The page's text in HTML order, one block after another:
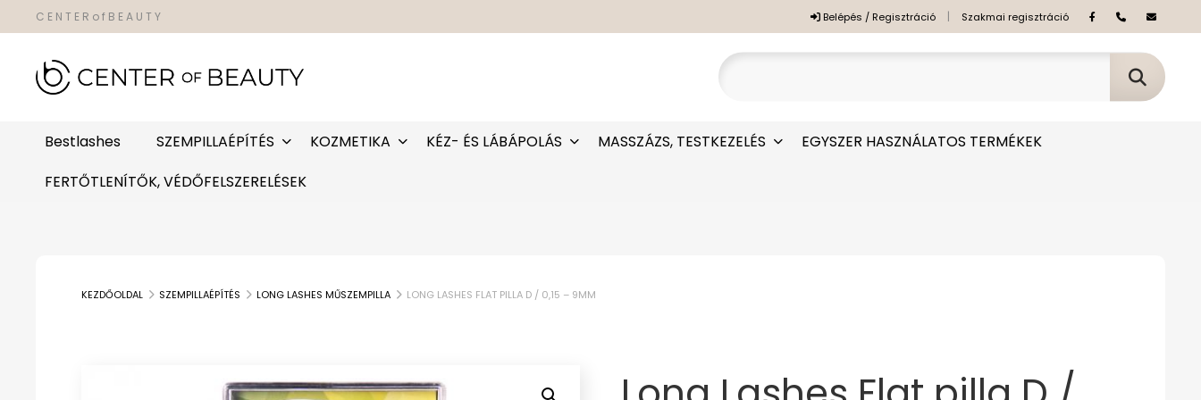
C E N T E R o f B E A U T Y Belépés / Regisztráció | Szakmai regisztráció
Bestlashes SZEMPILLAÉPÍTÉS KOZMETIKA KÉZ- ÉS LÁBÁPOLÁS MASSZÁZS, TESTKEZELÉS
EGYSZER HASZNÁLATOS TERMÉKEK
FERTŐTLENÍTŐK, VÉDŐFELSZERELÉSEK
KEZDŐOLDAL SZEMPILLAÉPÍTÉS LONG LASHES MŰSZEMPILLA LONG LASHES FLAT PILLA D / 0,15 – 9MM